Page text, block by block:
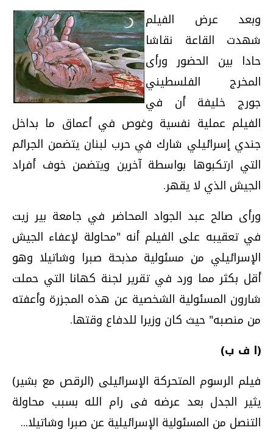
وبعد عرض الفيلم
شهدت القاعة نقاشا
حادا بين الحضور ورأى
المخرج الفلسطيني
جورج خليفة أن في
الفيلم عملية نفسية وغوص في أعماق ما بداخل
جندي إسرائيلي شارك في حرب لبنان يتضمن الجرائم
التي ارتكبوها بواسطة آخرين ويتضمن خوف أفراد
الجيش الذي لا يقهر.
ورأى صالح عبد الجواد المحاضر في جامعة بير زيت
في تعقيبه على الفيلم أنه "محاولة لإعفاء الجيش
الإسرائيلي من مسئولية مذبحة صبرا وشاتيلا وهو
أقل بكثر مما ورد في تقرير لجنة كهانا التي حملت
شارون المسئولية الشخصية عن هذه المجزرة وأعفته
من منصبه" حيث كان وزيرا للدفاع وقتها.
(ا ف ب)
فيلم الرسوم المتحركة الإسرائيلى (الرقص مع بشير)
يثير الجدل بعد عرضه فى رام الله بسبب محاولة
التنصل من المسئولية الإسرائيلية عن صبرا وشاتيلا...